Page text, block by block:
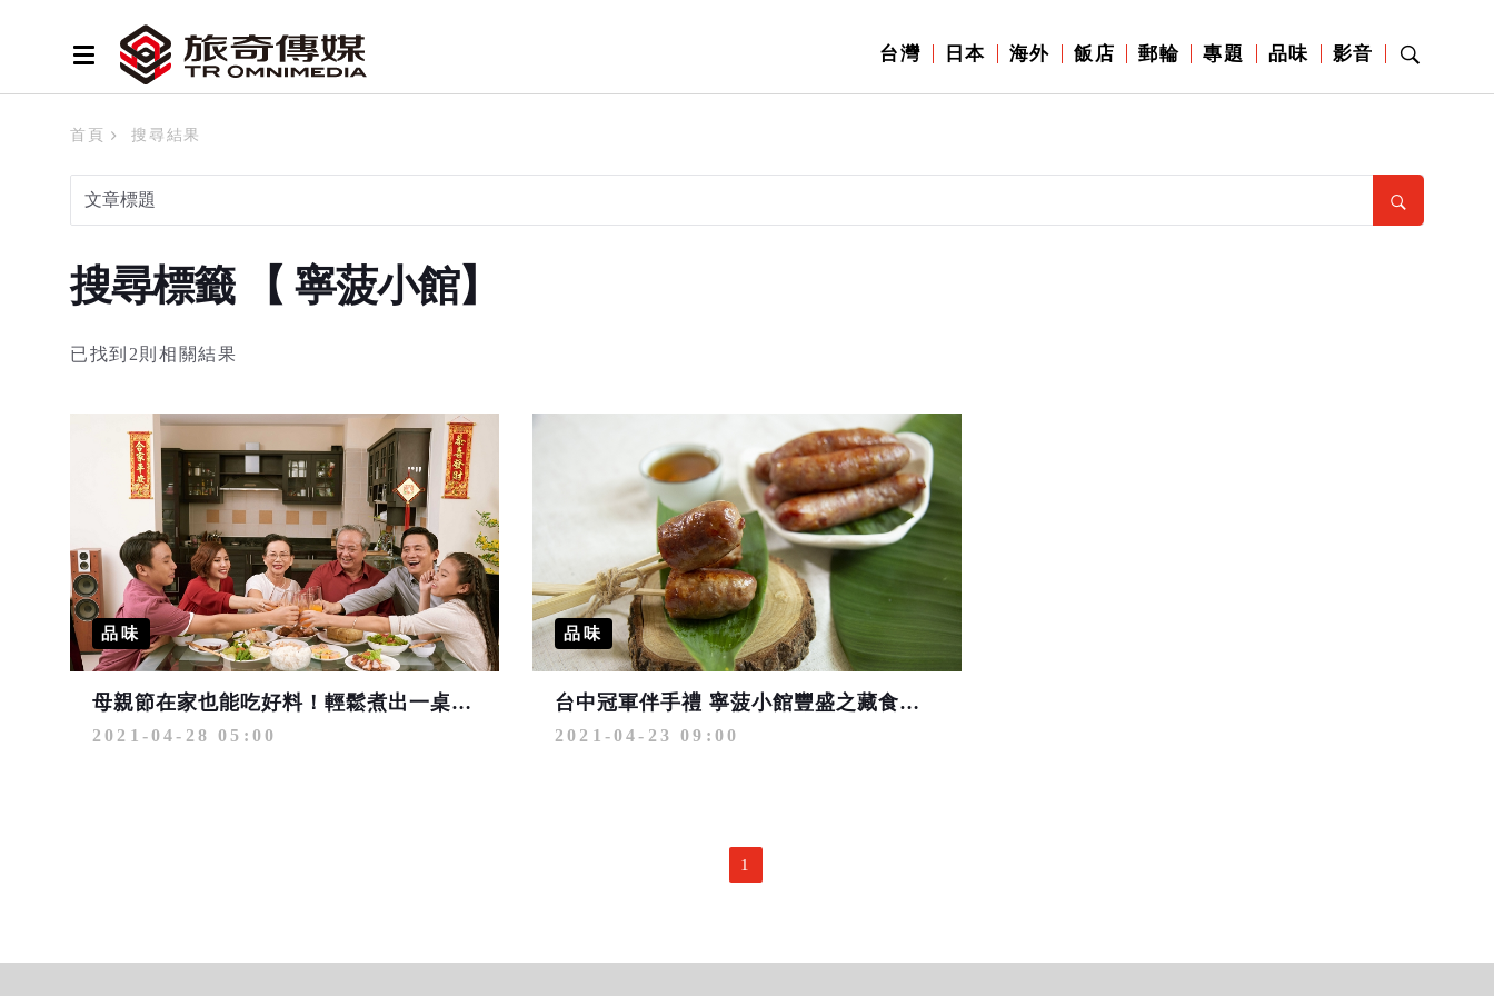
台灣 日本 海外 飯店 郵輪 專題 品味 影音
首頁 搜尋結果
搜尋標籤 【 寧菠小館】
已找到2則相關結果
品味
母親節在家也能吃好料！輕鬆煮出一桌好滋味
2021-04-28 05:00
品味
台中冠軍伴手禮 寧菠小館豐盛之藏食力滿分
2021-04-23 09:00
1